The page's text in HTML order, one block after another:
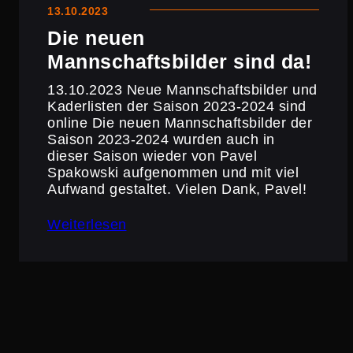
13.10.2023
Die neuen
Mannschaftsbilder sind da!
13.10.2023 Neue Mannschaftsbilder und
Kaderlisten der Saison 2023-2024 sind
online Die neuen Mannschaftsbilder der
Saison 2023-2024 wurden auch in
dieser Saison wieder von Pavel
Spakowski aufgenommen und mit viel
Aufwand gestaltet. Vielen Dank, Pavel!
Weiterlesen